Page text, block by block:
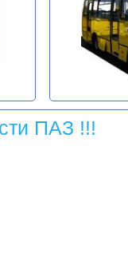
ПАЗ !!!